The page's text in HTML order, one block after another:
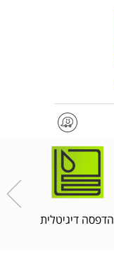
הדפסה דיגיטלית